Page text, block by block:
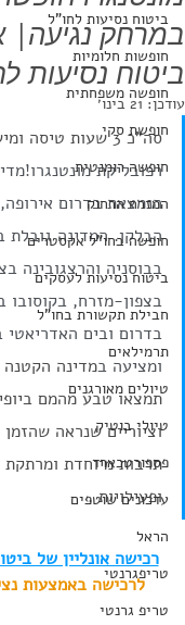
ביטוח נסיעות לחו"ל
חופשות חלומיות
חופשה משפחתית
חופשת סקי
חופשה רומנטית
המזרח הרחוק
חופשה בחו"ל אקסטרים
ביטוח נסיעות לעסקים
חבילת תקשורת בחו"ל
תרמילאים
טיולים מאורגנים
טיולי בוטיק
פספורטכארד
עדכונים שוטפים
הראל
טריפגרנטי
טריפ גרנטי
במרחק נגיעה|
ביטוח נסיעות
עודכן:21 בינו׳
סה"כ 3 שעות טיסה ומישראל והגעתם אל
רפובליקת
הנמצאת בדרום
הבלקן. המדינה גובלת
בבוסניה והרצגובינה
בצפון-מזרח, בקוסובו
בדרום ובים
ומציעה במדינה הקטנה
תמצאו טבע מהמם
וציוריים שנראה
תרבות מיוחדת ומרתקת
ופעילויות .
רכישה אונליין של
לרכישה באמצעות